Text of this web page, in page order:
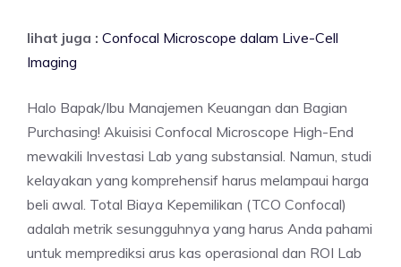
lihat juga : Confocal Microscope dalam Live-Cell
Imaging
Halo Bapak/Ibu Manajemen Keuangan dan Bagian
Purchasing! Akuisisi Confocal Microscope High-End
mewakili Investasi Lab yang substansial. Namun, studi
kelayakan yang komprehensif harus melampaui harga
beli awal. Total Biaya Kepemilikan (TCO Confocal)
adalah metrik sesungguhnya yang harus Anda pahami
untuk memprediksi arus kas operasional dan ROI Lab